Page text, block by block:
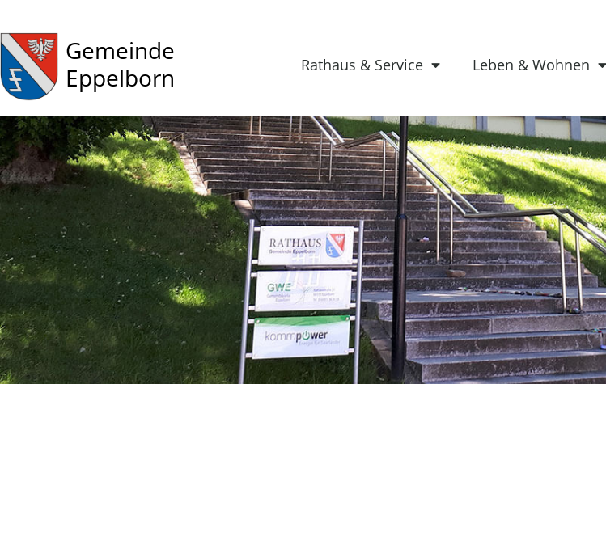
Gemeinde
Eppelborn
Rathaus & Service Leben & Wohnen